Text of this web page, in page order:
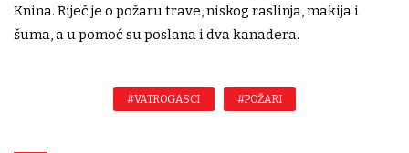
Knina. Riječ je o požaru trave, niskog raslinja, makija i
šuma, a u pomoć su poslana i dva kanadera.
#VATROGASCI #POŽARI